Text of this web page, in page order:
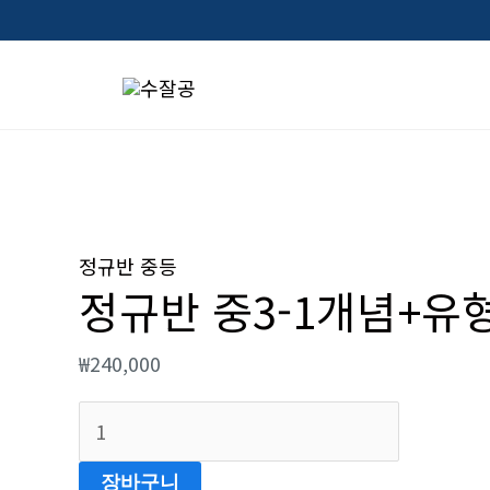
정규반 중등
정규반 중3-1개념+유
₩240,000
규
반
중
3-
1
장바구니